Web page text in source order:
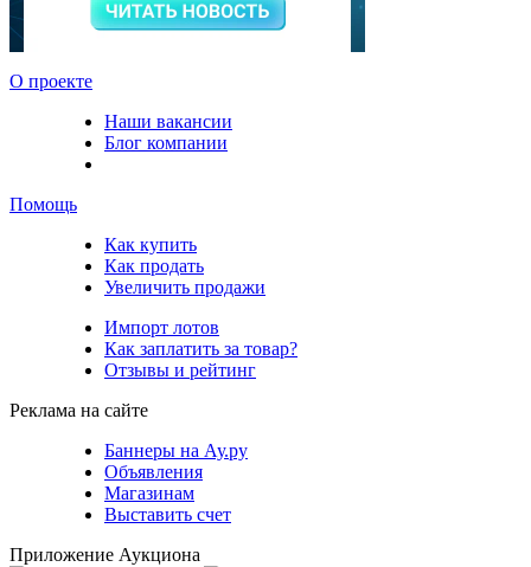
О проекте
Наши вакансии
Блог компании
Помощь
Как купить
Как продать
Увеличить продажи
Импорт лотов
Как заплатить за товар?
Отзывы и рейтинг
Реклама на сайте
Баннеры на Ау.ру
Объявления
Магазинам
Выставить счет
Приложение Аукциона